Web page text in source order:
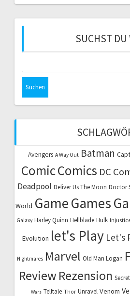
SUCHST DU
Avengers A Way Out Batman
ComicComics DC
Deadpool Deliver Us The Moon Doctor
World GameGames
Galaxy Harley Quinn Hellblade Hulk
Evolution let's Play Let's
Nightmares Marvel Old Man Logan
Review Rezension
Wars Telltale Thor Unravel Venom